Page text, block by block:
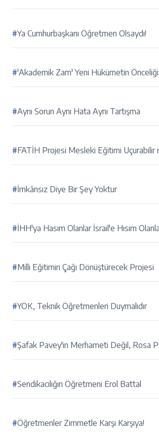
#Ya Cumhurbaşkanı Öğretmen Olsaydı!
#'Akademik Zam' Yeni Hükümetin Önceliği
#Aynı Sorun Aynı Hata Aynı Tartışma
#FATİH Projesi Mesleki Eğitimi Uçurabilir
#İmkânsız Diye Bir Şey Yoktur
#İHH'ya Hasım Olanlar İsrail'e Hısım
#Milli Eğitimin Çağı Dönüştürecek Projesi
#YÖK, Teknik Öğretmenleri Duymalıdır
#Şafak Pavey'in Merhameti Değil, Rosa
#Sendikacılığın Öğretmeni Erol Battal
#Öğretmenler Zimmetle Karşı Karşıya!